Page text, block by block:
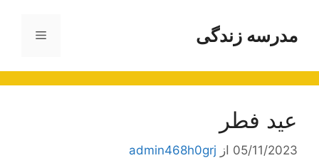
محتوامدرسه زندگی فهرست
عید فطر
05/11/2023 از admin468h0grj